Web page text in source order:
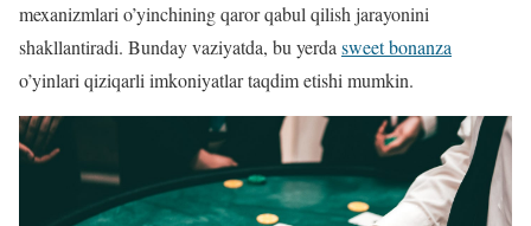
mexanizmlari o’yinchining qaror qabul qilish jarayonini
shakllantiradi. Bunday vaziyatda, bu yerdasweet bonanza
o’yinlari qiziqarli imkoniyatlar taqdim etishi mumkin.